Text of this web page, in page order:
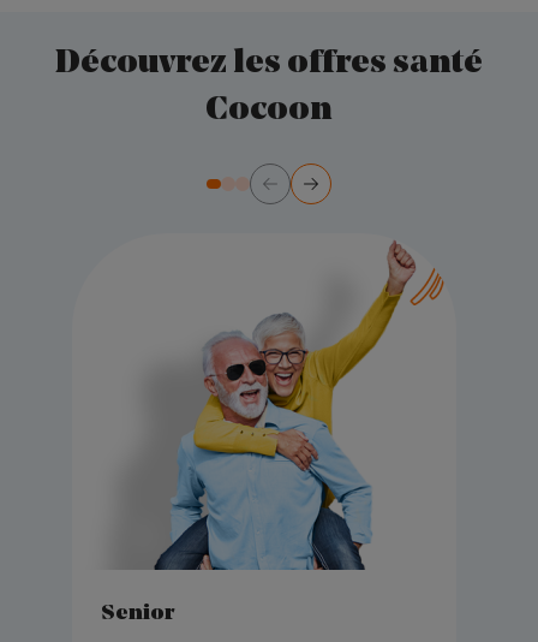
Découvrez les offres santé
Cocoon
Diapositive numéro 1
Diapositive numéro 2
Diapositive numéro 3
Précédent
Suivant
Senior